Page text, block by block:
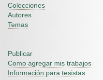
Colecciones
Autores
Temas
Publicar
Como agregar mis trabajos
Información para tesistas